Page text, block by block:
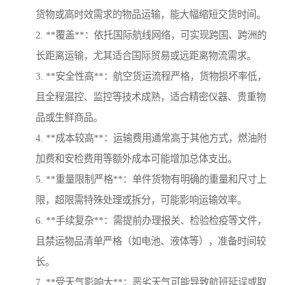
货物或高时效需求的物品运输，能大幅缩短交货时间。
2. **覆盖**：依托国际航线网络，可实现跨国、跨洲的
长距离运输，尤其适合国际贸易或远距离物流需求。
3. **安全性高**：航空货运流程严格，货物损坏率低，
且全程温控、监控等技术成熟，适合精密仪器、贵重物
品或生鲜商品。
4. **成本较高**：运输费用通常高于其他方式，燃油附
加费和安检费用等额外成本可能增加总体支出。
5. **重量限制严格**：单件货物有明确的重量和尺寸上
限，超限需特殊处理或拆分，可能影响运输效率。
6. **手续复杂**：需提前办理报关、检验检疫等文件，
且禁运物品清单严格（如电池、液体等），准备时间较
长。
7. **受天气影响大**：恶劣天气可能导致航班延误或取